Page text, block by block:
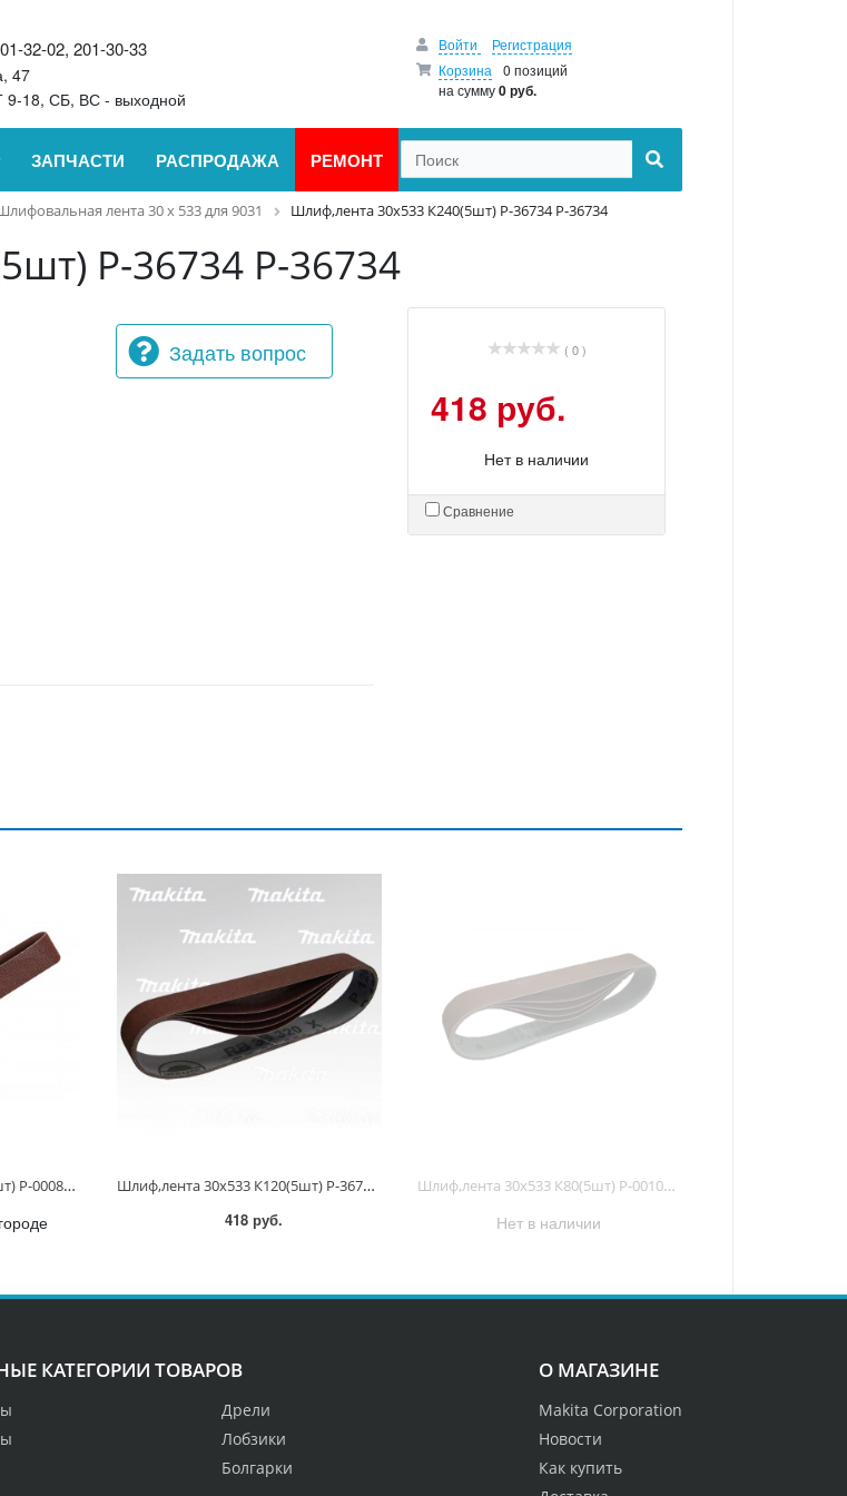
32-02, 201-30-33
47
18, СБ, ВС - выходной
Войти
Регистрация
Корзина
0 позиций
на сумму0 руб.
ЗАПЧАСТИ РАСПРОДАЖА РЕМОНТ
лента 30 х 533 для 9031 Шлиф,лента 30х533 К240(5шт) P-36734 P-36734
P-36734 P-36734
Задать вопрос ( 0 )
418 руб.
Нет в наличии
Сравнение
Шлиф,лента 30х533 К40(5шт) P-00088 P-00088
Шлиф,лента 30х533 К120(5шт) P-36712 P-36712
418 руб.
Шлиф,лента 30х533 К80(5шт) P-00103 P-00103
Нет в наличии
КАТЕГОРИИ ТОВАРОВ
Дрели
Лобзики
Болгарки
О МАГАЗИНЕ
Makita Corporation
Новости
Как купить